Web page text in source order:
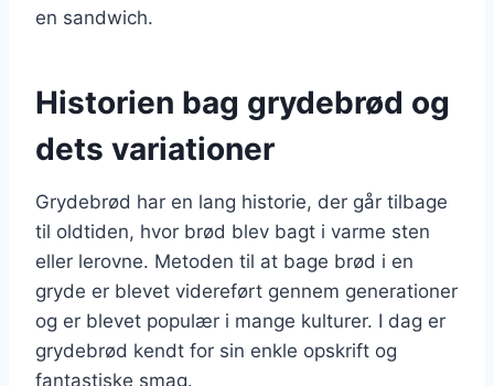
en sandwich.
Historien bag grydebrød og
dets variationer
Grydebrød har en lang historie, der går tilbage
til oldtiden, hvor brød blev bagt i varme sten
eller lerovne. Metoden til at bage brød i en
gryde er blevet videreført gennem generationer
og er blevet populær i mange kulturer. I dag er
grydebrød kendt for sin enkle opskrift og
fantastiske smag.